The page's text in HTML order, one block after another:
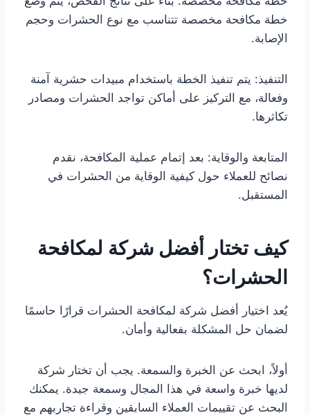
خطة مكافحة مخصصة تتناسب مع نوع الحشرات وحجم
الإصابة.
التنفيذ: يتم تنفيذ الخطة باستخدام مبيدات حشرية آمنة
وفعالة، مع التركيز على أماكن تواجد الحشرات ومصادر
تكاثرها.
المتابعة والوقاية: بعد إتمام عملية المكافحة، نقدم
نصائح للعملاء حول كيفية الوقاية من الحشرات في
المستقبل.
كيف تختار أفضل شركة لمكافحة
الحشرات؟
يُعد اختيار أفضل شركة لمكافحة الحشرات قرارًا حاسمًا
لضمان حل المشكلة بفعالية وأمان.
أولاً، ابحث عن الخبرة والسمعة. يجب أن تختار شركة
لديها خبرة واسعة في هذا المجال وسمعة جيدة. يمكنك
البحث عن تقييمات العملاء السابقين وقراءة تجاربهم مع